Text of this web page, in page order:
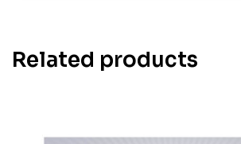
Related products